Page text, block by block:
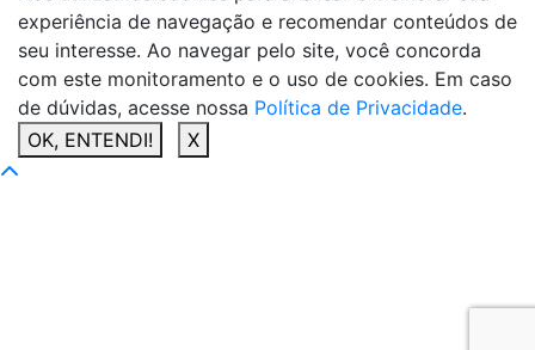
experiência de navegação e recomendar conteúdos de
seu interesse. Ao navegar pelo site, você concorda
com este monitoramento e o uso de cookies. Em caso
de dúvidas, acesse nossa Política de Privacidade.
OK, ENTENDI!
X